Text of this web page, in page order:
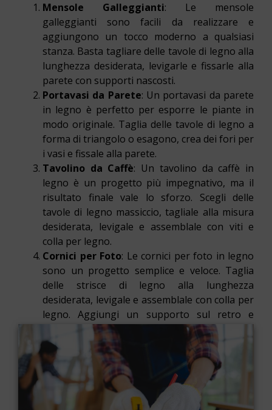
Mensole Galleggianti: Le mensole
galleggianti sono facili da realizzare e
aggiungono un tocco moderno a qualsiasi
stanza. Basta tagliare delle tavole di legno alla
lunghezza desiderata, levigarle e fissarle alla
parete con supporti nascosti.
Portavasi da Parete: Un portavasi da parete
in legno è perfetto per esporre le piante in
modo originale. Taglia delle tavole di legno a
forma di triangolo o esagono, crea dei fori per
i vasi e fissale alla parete.
Tavolino da Caffè: Un tavolino da caffè in
legno è un progetto più impegnativo, ma il
risultato finale vale lo sforzo. Scegli delle
tavole di legno massiccio, tagliale alla misura
desiderata, levigale e assemblale con viti e
colla per legno.
Cornici per Foto: Le cornici per foto in legno
sono un progetto semplice e veloce. Taglia
delle strisce di legno alla lunghezza
desiderata, levigale e assemblale con colla per
legno. Aggiungi un supporto sul retro e
inserisci le tue foto preferite.
Scaffali per Vino
: Uno scaffale per vino in
legno è un progetto utile e decorativo. Taglia
delle tavole di legno alla misura desiderata,
crea dei fori per le bottiglie e assembla le parti
con viti e colla per legno.